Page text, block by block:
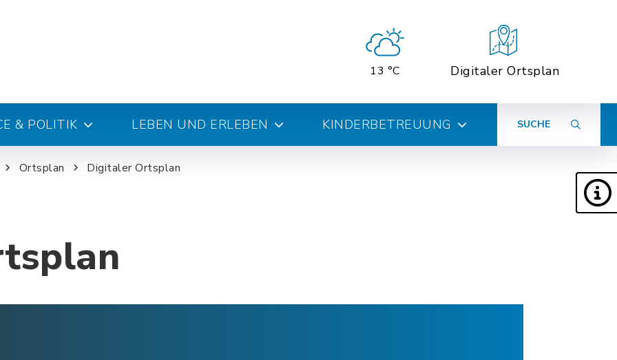
13 °C Digitaler Ortsplan
& POLITIK LEBEN UND ERLEBEN KINDERBETREUUNG SUCHE
Ortsplan Digitaler Ortsplan